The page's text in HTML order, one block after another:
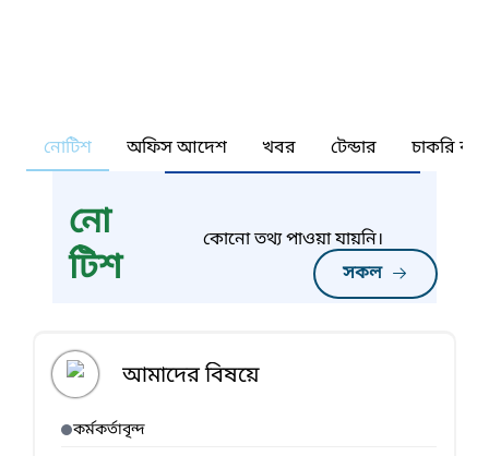
নোটিশ অফিস আদেশ খবর টেন্ডার চাকরি
নো
টিশ
সকল
কোনো তথ্য পাওয়া যায়নি।
আমাদের বিষয়ে
কর্মকর্তাবৃন্দ